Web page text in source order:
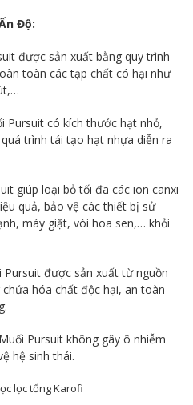
Độ:
được sản xuất bằng quy trình
toàn các tạp chất có hại như
Pursuit có kích thước hạt nhỏ,
trình tái tạo hạt nhựa diễn ra
giúp loại bỏ tối đa các ion canxi
quả, bảo vệ các thiết bị sử
máy giặt, vòi hoa sen,… khỏi
được sản xuất từ nguồn
hóa chất độc hại, an toàn
Pursuit không gây ô nhiễm
hệ sinh thái.